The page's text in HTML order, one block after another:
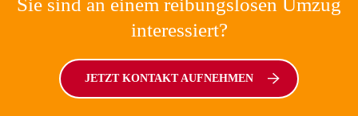
interessiert?
JETZT KONTAKT AUFNEHMEN